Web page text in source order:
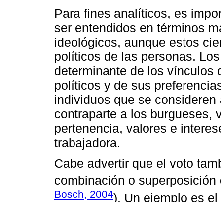
Para fines analíticos, es
ser entendidos en términos
ideológicos, aunque estos
políticos de las personas.
determinante de los vínculos
políticos y de sus
individuos que se
contraparte a los burgueses,
pertenencia, valores e
trabajadora.
Cabe advertir que el voto
combinación o
Bosch, 2004). Un ejemplo es